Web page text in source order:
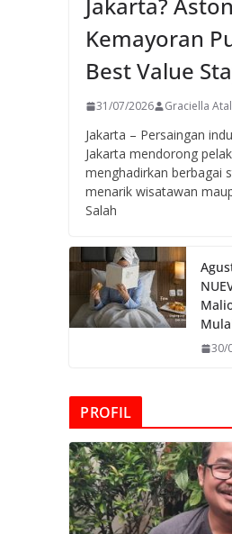
Kemayoran
Best Value
31/07/2026 Graciella
Jakarta – Persaingan
Jakarta mendorong
menghadirkan berbagai
menarik wisatawan
Salah
30/
PROFIL